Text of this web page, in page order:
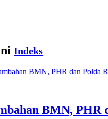
Indeks
BMN, PHR